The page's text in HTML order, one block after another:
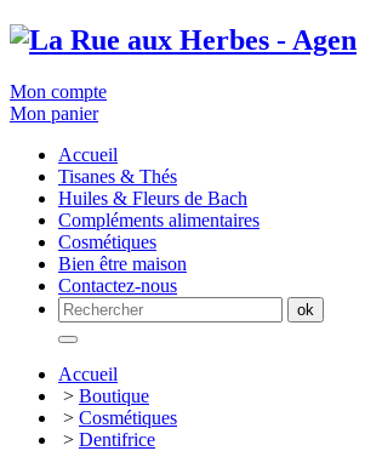
Mon compte
Mon panier
Accueil
Tisanes & Thés
Huiles & Fleurs de Bach
Compléments alimentaires
Cosmétiques
Bien être maison
Contactez-nous
Accueil
> Boutique
> Cosmétiques
> Dentifrice